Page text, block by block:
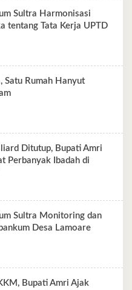
Sultra Harmonisasi
tentang Tata Kerja UPTD
Satu Rumah Hanyut
Ditutup, Bupati Amri
Perbanyak Ibadah di
Sultra Monitoring dan
Desa Lamoare‎
Bupati Amri Ajak